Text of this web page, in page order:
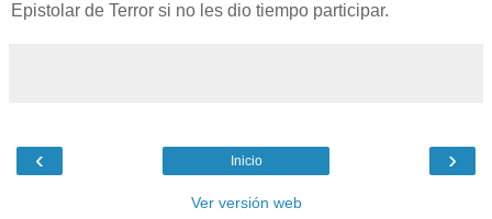
Epistolar de Terror si no les dio tiempo participar.
‹ ›
Inicio
Ver versión web